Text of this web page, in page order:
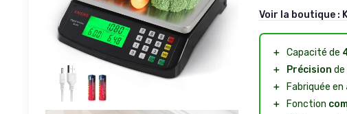
Voir la boutique :
＋ Capacité de
＋
Précision de
＋
Fabriquée en
＋
Fonction